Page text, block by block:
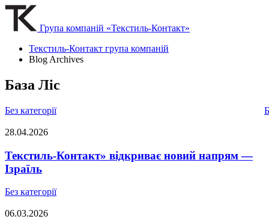
Група компаній «Текстиль-Контакт»
Текстиль-Контакт група компаній
Blog Archives
База Ліс
Без категорії
28.04.2026
Текстиль-Контакт» відкриває новий напрям —
Ізраїль
Без категорії
06.03.2026